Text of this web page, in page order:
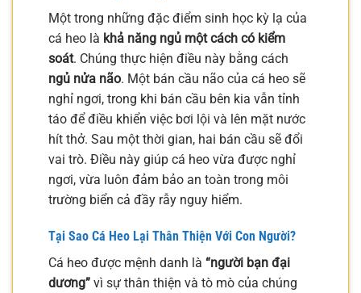
Một trong những đặc điểm sinh học kỳ lạ của
cá heo là khả năng ngủ một cách có kiểm
soát. Chúng thực hiện điều này bằng cách
ngủ nửa não. Một bán cầu não của cá heo sẽ
nghỉ ngơi, trong khi bán cầu bên kia vẫn tỉnh
táo để điều khiển việc bơi lội và lên mặt nước
hít thở. Sau một thời gian, hai bán cầu sẽ đổi
vai trò. Điều này giúp cá heo vừa được nghỉ
ngơi, vừa luôn đảm bảo an toàn trong môi
trường biển cả đầy rẫy nguy hiểm.
Tại Sao Cá Heo Lại Thân Thiện Với Con Người?
Cá heo được mệnh danh là “người bạn đại
dương” vì sự thân thiện và tò mò của chúng